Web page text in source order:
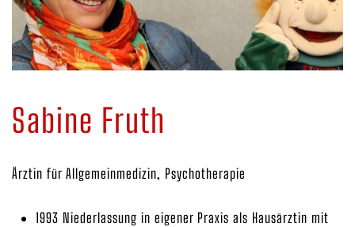
Sabine Fruth
Ärztin für Allgemeinmedizin, Psychotherapie
1993 Niederlassung in eigener Praxis als Hausärztin mit